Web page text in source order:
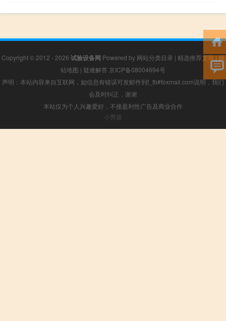
Copyright © 2012 - 2026 试验设备网 Powered by 网站分类目录 | 精选推荐文章|网
站地图 | 疑难解答 京ICP备08004694号
声明：本站内容来自互联网，如信息有错误可发邮件到f_fb#foxmail.com说明，我们
会及时纠正，谢谢
本站仅为个人兴趣爱好，不接盈利性广告及商业合作
小男孩